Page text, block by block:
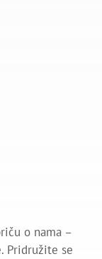
o nama –
Pridružite se